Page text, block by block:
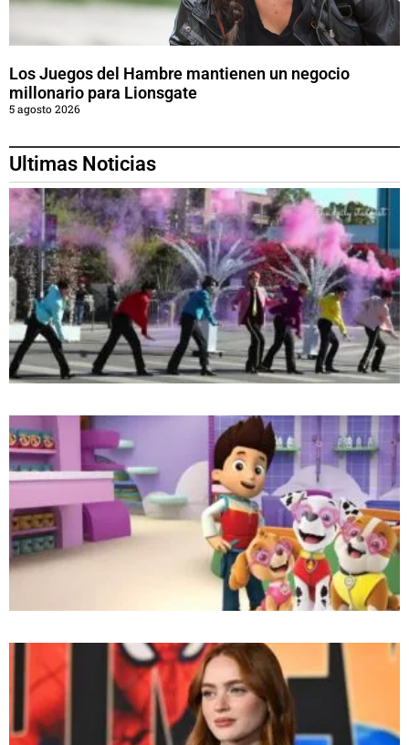
Los Juegos del Hambre mantienen un negocio
millonario para Lionsgate
5 agosto 2026
Ultimas Noticias